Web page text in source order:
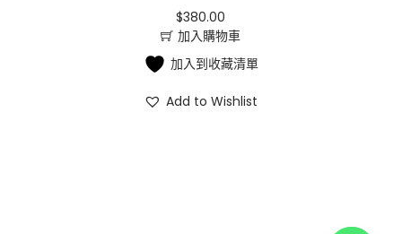
$380.00
加入購物車
加入到收藏清單
Add to Wishlist